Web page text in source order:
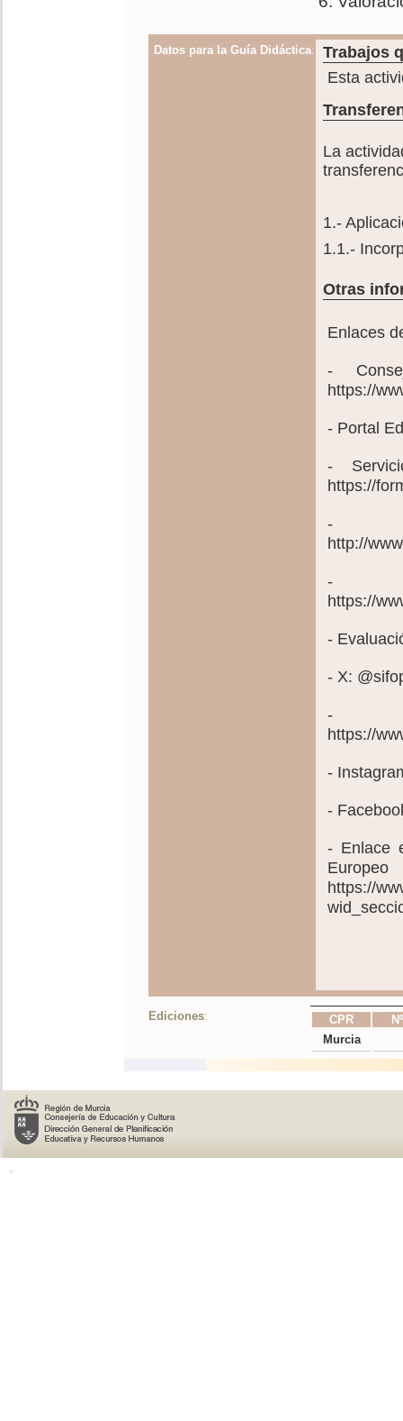
Datos para la Guía Didáctica:
Trabajos
Esta
La
1.-
1.1.-
Otras
Enlaces
-
https://
- Portal
-
https://
-
http://
-
https://
-
- X:
-
https://
-
-
- Enlace
https://
Ediciones: CPR
Murcia
o